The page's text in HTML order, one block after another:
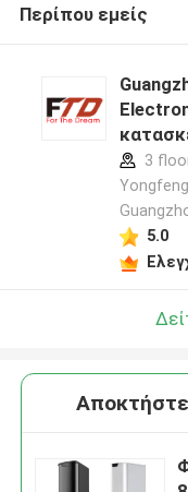
Περίπου εμείς
3
5.0
Αποκτήστε